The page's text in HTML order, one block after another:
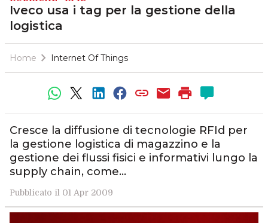
Iveco usa i tag per la gestione della
logistica
Home Internet Of Things
Cresce la diffusione di tecnologie RFId per
la gestione logistica di magazzino e la
gestione dei flussi fisici e informativi lungo la
supply chain, come…
Pubblicato il 01 Apr 2009